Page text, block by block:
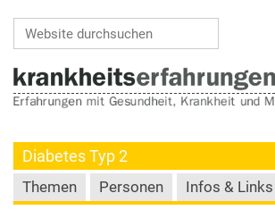
Diabetes Typ 2
Themen Personen Infos & Links